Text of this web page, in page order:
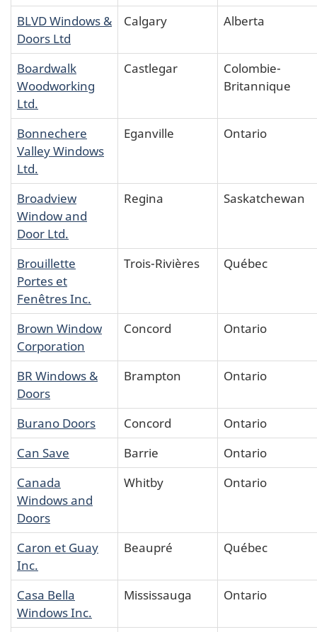
BLVD Windows &
Doors Ltd
Calgary Alberta
Boardwalk
Woodworking
Ltd.
Castlegar
Colombie-
Britannique
Bonnechere
Valley Windows
Ltd.
Eganville Ontario
Broadview
Window and
Door Ltd.
Regina Saskatchewan
Brouillette
Portes et
Fenêtres Inc.
Trois-Rivières Québec
Brown Window
Corporation
Concord Ontario
BR Windows &
Doors
Brampton Ontario
Burano Doors Concord
Ontario
Can Save
Barrie
Ontario
Canada
Windows and
Doors
Whitby Ontario
Caron et Guay
Inc.
Beaupré Québec
Casa Bella
Windows Inc.
Mississauga Ontario